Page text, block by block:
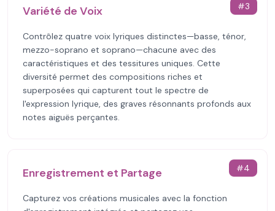
#3
Variété de Voix
Contrôlez quatre voix lyriques distinctes—basse, ténor,
mezzo-soprano et soprano—chacune avec des
caractéristiques et des tessitures uniques. Cette
diversité permet des compositions riches et
superposées qui capturent tout le spectre de
l'expression lyrique, des graves résonnants profonds aux
notes aiguës perçantes.
#4
Enregistrement et Partage
Capturez vos créations musicales avec la fonction